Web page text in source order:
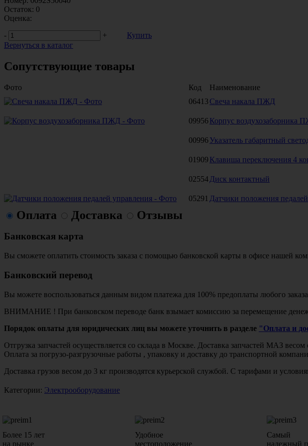
Остаток: 0
Оценка:
-
+
Купить
Вернуться в каталог
Сопутствующие товары
Фото Код Наименование
06413 Свеча накала ПЖД
09956Корпус воздухозаборника
00996Указатель габаритный
01909 Клавиша переключения 4
02554 Диск контактный
05291 Датчики положения
Оплата Доставка Отзывы
Банковская карта
Вы сможете оплатить стоимость заказа с помощью банковской карты в офисе нашей
Банковский перевод
Вы можете воспользоваться данным видом платежа для 100% предоплаты любого
ВНИМАНИЕ ! При банковском переводе банк взымает комиссию за перемещение
Порядок оплаты для юридических лиц вы можете уточнить в разделе "Оплата и
Отгрузка запчастей осуществляется со склада в Москве. Доставка запчастей МАЗ
Оплата за погрузо-разгрузочные работы , упаковку и доставку до транспортной
Доставка грузов весом до 3 кг производятся курьерской службой. С тарифами и
Категории: Электрооборудование
Более 15 лет
на рынке
Удобное
местоположение
Самый
надежный